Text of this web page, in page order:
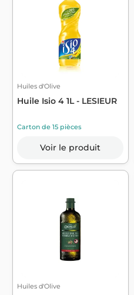
Huiles d'Olive
Huile Isio 4 1L - LESIEUR
Carton de 15 pièces
Voir le produit
Huiles d'Olive